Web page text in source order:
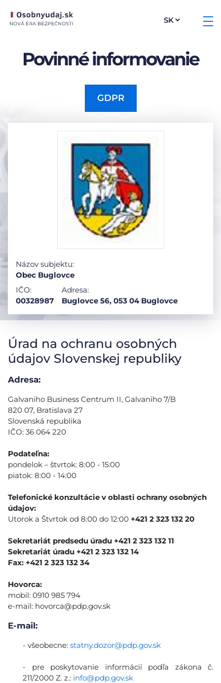
Povinné informovanie
GDPR
Názov subjektu:
Obec Buglovce
IČO:
00328987
Adresa:
Buglovce 56, 053 04 Buglovce
Úrad na ochranu osobných
údajov Slovenskej republiky
Adresa:
Galvaniho Business Centrum II, Galvaniho 7/B
820 07, Bratislava 27
Slovenská republika
IČO: 36 064 220
Podateľna:
pondelok – štvrtok: 8:00 - 15:00
piatok: 8:00 - 14:00
Telefonické konzultácie v oblasti ochrany osobných
údajov:
Utorok a Štvrtok od 8:00 do 12:00 +421 2 323 132 20
Sekretariát predsedu úradu +421 2 323 132 11
Sekretariát úradu +421 2 323 132 14
Fax: +421 2 323 132 34
Hovorca:
mobil: 0910 985 794
e-mail: hovorca@pdp.gov.sk
E-mail:
- všeobecne: statny.dozor@pdp.gov.sk
- pre poskytovanie informácií podľa zákona č.
211/2000 Z. z.: info@pdp.gov.sk